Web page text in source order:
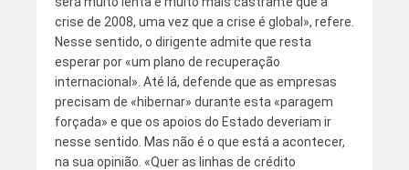
crise de 2008, uma vez que a crise é global», refere.
Nesse sentido, o dirigente admite que resta
esperar por «um plano de recuperação
internacional». Até lá, defende que as empresas
precisam de «hibernar» durante esta «paragem
forçada» e que os apoios do Estado deveriam ir
nesse sentido. Mas não é o que está a acontecer,
na sua opinião. «Quer as linhas de crédito